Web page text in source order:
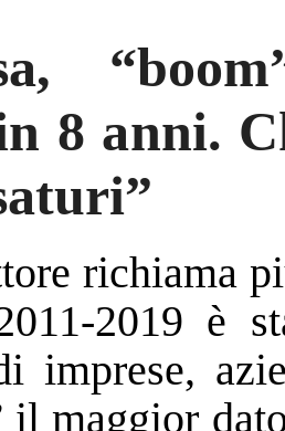
8 anni.
richiama
2019 è
imprese,
il maggior